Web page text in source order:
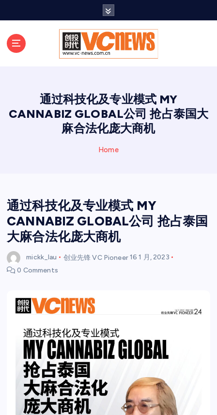
通过科技化及专业模式 MY
CANNABIZ GLOBAL公司 抢占泰国大
麻合法化庞大商机
Home
通过科技化及专业模式 MY
CANNABIZ GLOBAL公司 抢占泰国
大麻合法化庞大商机
mickk_lau 创业先锋 VC Pioneer16 1 月, 2023
0 Comments